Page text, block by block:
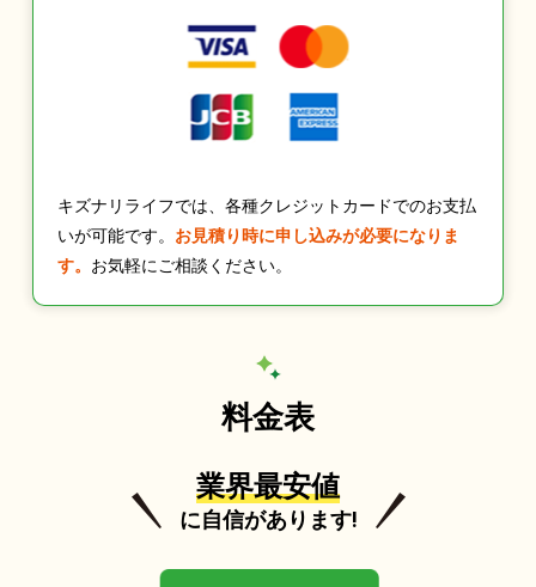
キズナリライフでは、各種クレジットカードでのお支払
いが可能です。 お見積り時に申し込みが必要になりま
す。 お気軽にご相談ください。
料金表
業界最安値
に自信があります!